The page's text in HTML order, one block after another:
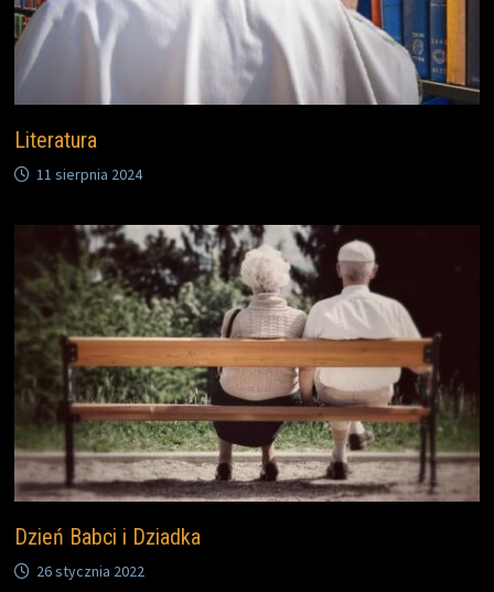
Literatura
11 sierpnia 2024
Dzień Babci i Dziadka
26 stycznia 2022